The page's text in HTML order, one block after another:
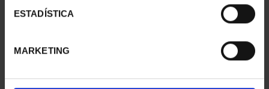
ESTADÍSTICA
MARKETING
- PONTEVEDRA
73,00 €
- HUELVA